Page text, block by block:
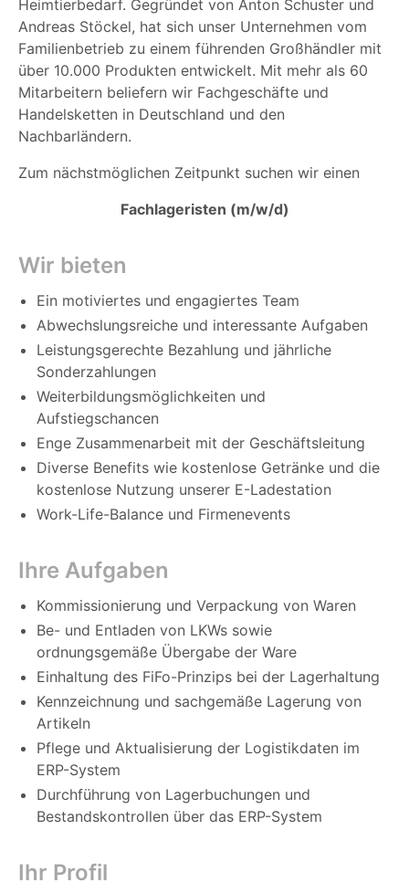
Heimtierbedarf. Gegründet von Anton Schuster und
Andreas Stöckel, hat sich unser Unternehmen vom
Familienbetrieb zu einem führenden Großhändler mit
über 10.000 Produkten entwickelt. Mit mehr als 60
Mitarbeitern beliefern wir Fachgeschäfte und
Handelsketten in Deutschland und den
Nachbarländern.
Zum nächstmöglichen Zeitpunkt suchen wir einen
Fachlageristen (m/w/d)
Wir bieten
Ein motiviertes und engagiertes Team
Abwechslungsreiche und interessante Aufgaben
Leistungsgerechte Bezahlung und jährliche
Sonderzahlungen
Weiterbildungsmöglichkeiten und
Aufstiegschancen
Enge Zusammenarbeit mit der Geschäftsleitung
Diverse Benefits wie kostenlose Getränke und die
kostenlose Nutzung unserer E-Ladestation
Work-Life-Balance und Firmenevents
Ihre Aufgaben
Kommissionierung und Verpackung von Waren
Be- und Entladen von LKWs sowie
ordnungsgemäße Übergabe der Ware
Einhaltung des FiFo-Prinzips bei der Lagerhaltung
Kennzeichnung und sachgemäße Lagerung von
Artikeln
Pflege und Aktualisierung der Logistikdaten im
ERP-System
Durchführung von Lagerbuchungen und
Bestandskontrollen über das ERP-System
Ihr Profil